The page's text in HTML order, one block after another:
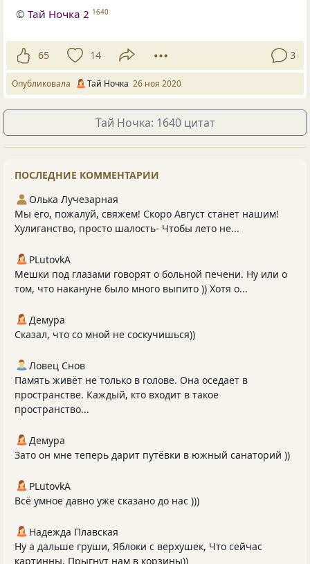
©Тай Ночка 2 1640
65 14 3
Опубликовала Тай Ночка 26 ноя 2020
Тай Ночка: 1640 цитат
ПОСЛЕДНИЕ КОММЕНТАРИИ
Олька Лучезарная
Мы его, пожалуй, свяжем! Скоро Август станет нашим!
Хулиганство, просто шалость- Чтобы лето не...
PLutоvkА
Мешки под глазами говорят о больной печени. Ну или о
том, что накануне было много выпито )) Хотя о...
Демура
Сказал, что со мной не соскучишься))
Ловец Снов
Память живёт не только в голове. Она оседает в
пространстве. Каждый, кто входит в такое
пространство...
Демура
Зато он мне теперь дарит путёвки в южный санаторий ))
PLutоvkА
Всё умное давно уже сказано до нас )))
Надежда Плавская
Ну а дальше груши, Яблоки с верхушек, Что сейчас
картинны, Прыгнут нам в корзины))